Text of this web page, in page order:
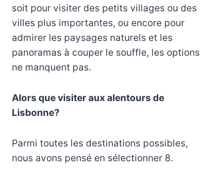
soit pour visiter des petits villages ou des
villes plus importantes, ou encore pour
admirer les paysages naturels et les
panoramas à couper le souffle, les options
ne manquent pas.
Alors que visiter aux alentours de
Lisbonne?
Parmi toutes les destinations possibles,
nous avons pensé en sélectionner 8.